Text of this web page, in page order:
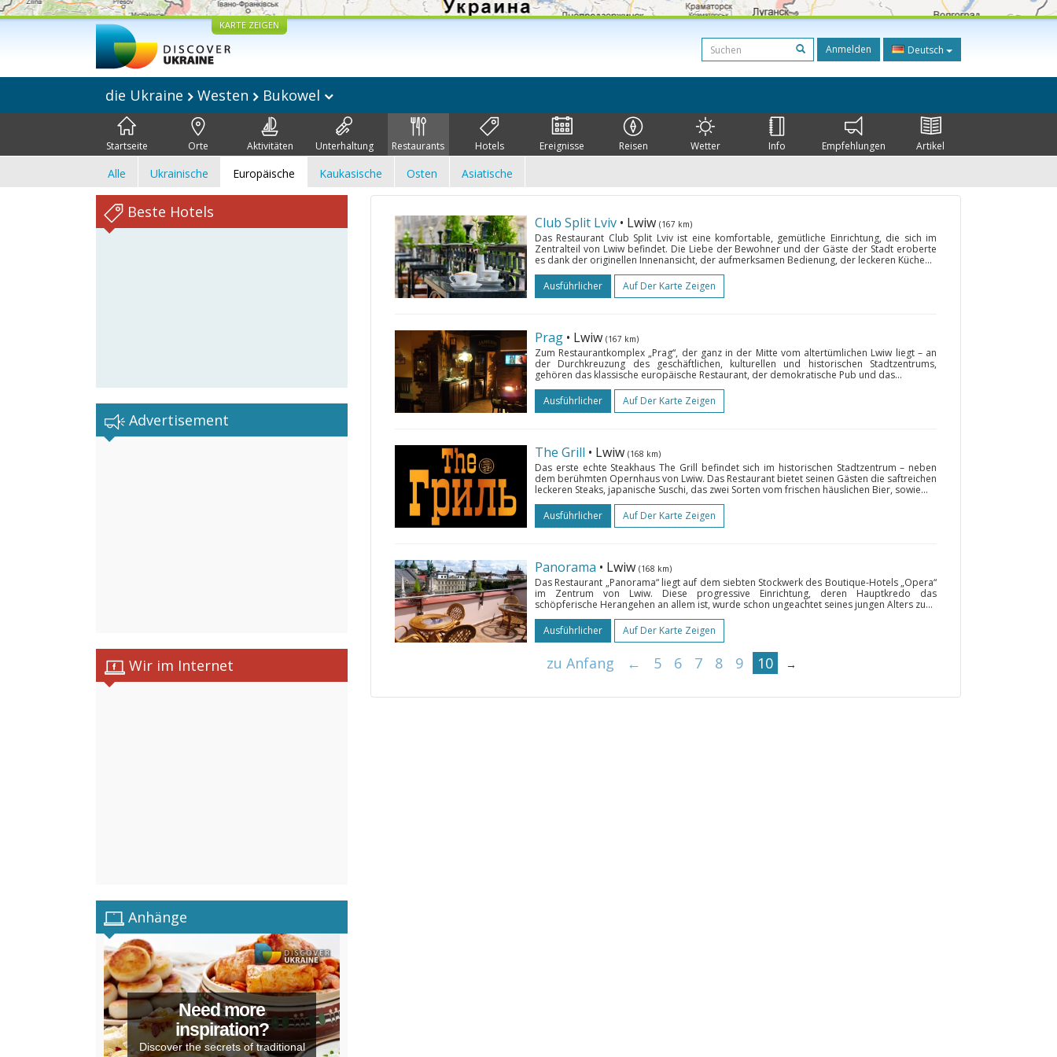
KARTE ZEIGEN
Anmelden Deutsch
die Ukraine Westen Bukowel
Startseite Orte Aktivitäten Unterhaltung Restaurants Hotels Ereignisse Reisen Wetter Info Empfehlungen Artikel
Alle Ukrainische Europäische Kaukasische Osten Asiatische
Beste Hotels
Advertisement
Wir im Internet
Anhänge
Need more
inspiration?
Discover the secrets of traditional
Club Split Lviv • Lwiw (167 km)
Das Restaurant Club Split Lviv ist eine komfortable, gemütliche Einrichtung, die sich im
Zentralteil von Lwiw befindet. Die Liebe der Bewohner und der Gäste der Stadt eroberte
es dank der originellen Innenansicht, der aufmerksamen Bedienung, der leckeren Küche...
Ausführlicher
Auf Der Karte Zeigen
Prag • Lwiw (167 km)
Zum Restaurantkomplex „Prag“, der ganz in der Mitte vom altertümlichen Lwiw liegt – an
der Durchkreuzung des geschäftlichen, kulturellen und historischen Stadtzentrums,
gehören das klassische europäische Restaurant, der demokratische Pub und das...
Ausführlicher
Auf Der Karte Zeigen
Тhе Grill • Lwiw (168 km)
Das erste echte Steakhaus Тhе Grill befindet sich im historischen Stadtzentrum – neben
dem berühmten Opernhaus von Lwiw. Das Restaurant bietet seinen Gästen die saftreichen
leckeren Steaks, japanische Suschi, das zwei Sorten vom frischen häuslichen Bier, sowie...
Ausführlicher
Auf Der Karte Zeigen
Panorama • Lwiw (168 km)
Das Restaurant „Panorama“ liegt auf dem siebten Stockwerk des Boutique-Hotels „Opera“
im Zentrum von Lwiw. Diese progressive Einrichtung, deren Hauptkredo das
schöpferische Herangehen an allem ist, wurde schon ungeachtet seines jungen Alters zu...
Ausführlicher
Auf Der Karte Zeigen
zu Anfang ← 5 6 7 8 9 10 →